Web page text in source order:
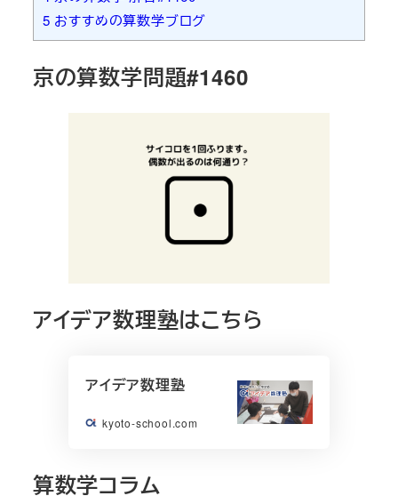
5 おすすめの算数学ブログ
京の算数学問題#1460
アイデア数理塾はこちら
アイデア数理塾
kyoto-school.com
算数学コラム